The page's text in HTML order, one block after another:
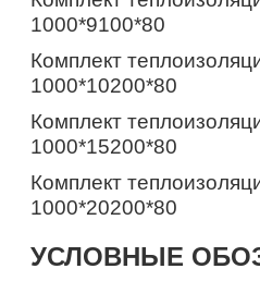
1000*9100*80
Комплект
1000*10200*80
Комплект
1000*15200*80
Комплект
1000*20200*80
УСЛОВНЫЕ